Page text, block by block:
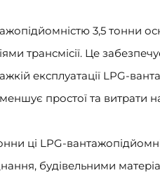
3,5 тонни
трансмісії. Це
експлуатації LPG-
простої та витрати
ці LPG-
будівельними